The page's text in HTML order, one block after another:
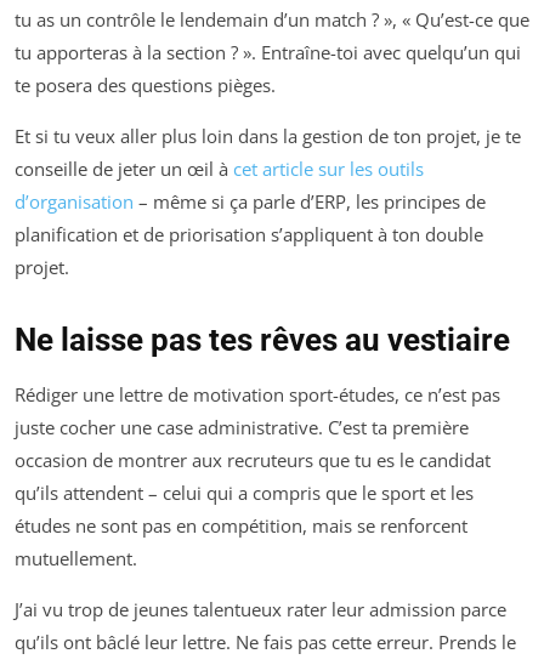
tu as un contrôle le lendemain d’un match ? », « Qu’est-ce que
tu apporteras à la section ? ». Entraîne-toi avec quelqu’un qui
te posera des questions pièges.
Et si tu veux aller plus loin dans la gestion de ton projet, je te
conseille de jeter un œil à cet article sur les outils
d’organisation – même si ça parle d’ERP, les principes de
planification et de priorisation s’appliquent à ton double
projet.
Ne laisse pas tes rêves au vestiaire
Rédiger une lettre de motivation sport-études, ce n’est pas
juste cocher une case administrative. C’est ta première
occasion de montrer aux recruteurs que tu es le candidat
qu’ils attendent – celui qui a compris que le sport et les
études ne sont pas en compétition, mais se renforcent
mutuellement.
J’ai vu trop de jeunes talentueux rater leur admission parce
qu’ils ont bâclé leur lettre. Ne fais pas cette erreur. Prends le